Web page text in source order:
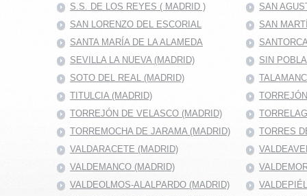
S.S. DE LOS REYES ( MADRID )
SAN
SAN LORENZO DEL ESCORIAL
SAN
SANTA MARÍA DE LA ALAMEDA
SEVILLA LA NUEVA (MADRID)
SIN
SOTO DEL REAL (MADRID)
TITULCIA (MADRID)
TORREJÓN DE VELASCO (MADRID)
TORREMOCHA DE JARAMA (MADRID)
TORRES
VALDARACETE (MADRID)
VALDEMANCO (MADRID)
VALDEOLMOS-ALALPARDO (MADRID)